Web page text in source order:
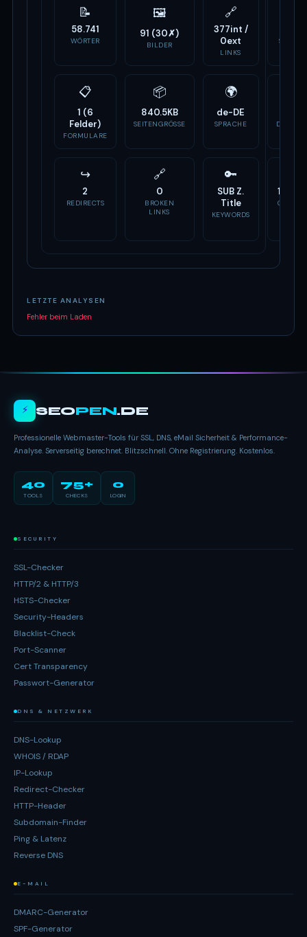
📝
58.741
WÖRTER
🖼
91 (30✗)
BILDER
🔗
377int /
0ext
LINKS
SCRIPTS
📋
1 (6
Felder)
FORMULARE
📦
840.5KB
SEITENGRÖSSE
🌍
de-DE
SPRACHE
↪
2
REDIRECTS
🔗
0
BROKEN
LINKS
🔑
SUB Z.
Title
KEYWORDS
11
OG
LETZTE ANALYSEN
Fehler beim Laden
⚡ SEOPEN.DE
Professionelle Webmaster-Tools für SSL, DNS, eMail Sicherheit & Performance-
Analyse. Serverseitig berechnet. Blitzschnell. Ohne Registrierung. Kostenlos.
40
TOOLS
75+
CHECKS
0
LOGIN
SECURITY
SSL-Checker
HTTP/2 & HTTP/3
HSTS-Checker
Security-Headers
Blacklist-Check
Port-Scanner
Cert Transparency
Passwort-Generator
DNS & NETZWERK
DNS-Lookup
WHOIS / RDAP
IP-Lookup
Redirect-Checker
HTTP-Header
Subdomain-Finder
Ping & Latenz
Reverse DNS
E-MAIL
DMARC-Generator
SPF-Generator